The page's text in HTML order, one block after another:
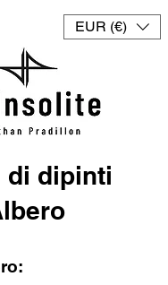
EUR (€)
di dipinti